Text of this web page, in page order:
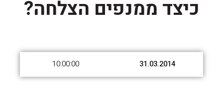
כיצד ממנפים הצלחה?
31.03.2014
10:00:00